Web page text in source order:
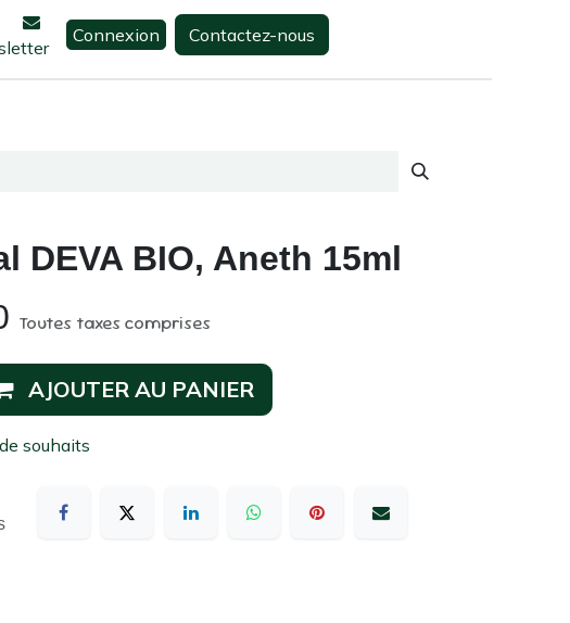
Connexion Contactez-nous
DEVA BIO, Aneth 15ml
Toutes taxes comprises
AJOUTER AU PANIER
souhaits